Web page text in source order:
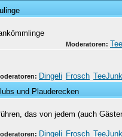
Moderatoren:
Dingeli Frosch
und Plauderecken
das von jedem (auch
Dingeli Frosch